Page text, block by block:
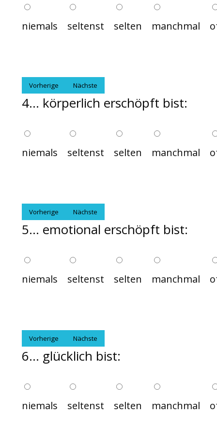
niemals seltenst selten manchmal
Vorherige Nächste
4... körperlich erschöpft bist:
niemals seltenst selten manchmal
Vorherige Nächste
5... emotional erschöpft bist:
niemals seltenst selten manchmal
Vorherige Nächste
6... glücklich bist:
niemals seltenst selten manchmal